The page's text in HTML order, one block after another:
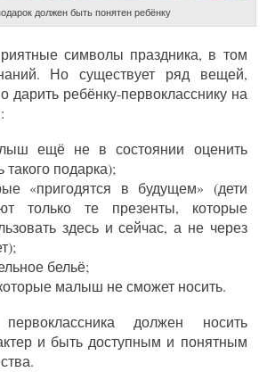
должен быть понятен ребёнку
символы праздника, в том
Но существует ряд вещей,
дарить ребёнку-первокласснику на
ещё не в состоянии оценить
такого подарка);
«пригодятся в будущем» (дети
только те презенты, которые
здесь и сейчас, а не через
бельё;
малыш не сможет носить.
должен носить
и быть доступным и понятным